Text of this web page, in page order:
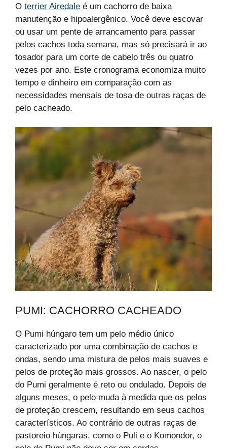
O terrier Airedale é um cachorro de baixa
manutenção e hipoalergênico. Você deve escovar
ou usar um pente de arrancamento para passar
pelos cachos toda semana, mas só precisará ir ao
tosador para um corte de cabelo três ou quatro
vezes por ano. Este cronograma economiza muito
tempo e dinheiro em comparação com as
necessidades mensais de tosa de outras raças de
pelo cacheado.
PUMI: CACHORRO CACHEADO
O Pumi húngaro tem um pelo médio único
caracterizado por uma combinação de cachos e
ondas, sendo uma mistura de pelos mais suaves e
pelos de proteção mais grossos. Ao nascer, o pelo
do Pumi geralmente é reto ou ondulado. Depois de
alguns meses, o pelo muda à medida que os pelos
de proteção crescem, resultando em seus cachos
característicos. Ao contrário de outras raças de
pastoreio húngaras, como o Puli e o Komondor, o